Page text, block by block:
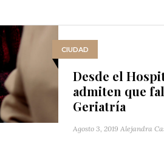
CIUDAD
Desde el
admiten que
Geriatría
Agosto 3, 2019 Alejandra